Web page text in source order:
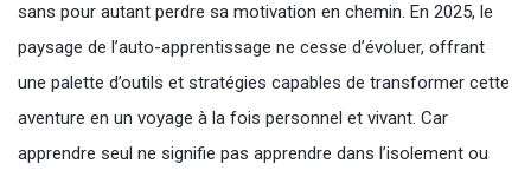
sans pour autant perdre sa motivation en chemin. En 2025, le
paysage de l’auto-apprentissage ne cesse d’évoluer, offrant
une palette d’outils et stratégies capables de transformer cette
aventure en un voyage à la fois personnel et vivant. Car
apprendre seul ne signifie pas apprendre dans l’isolement ou